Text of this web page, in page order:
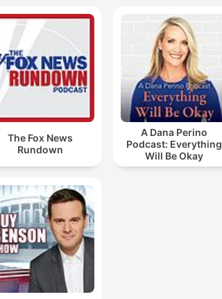
The Fox News
Rundown
A Dana Perino
Podcast: Everything
Will Be Okay